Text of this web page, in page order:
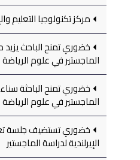
مركز تكنولوجيا التعليم
خضوري تمنح الباحث
الماجستير في علوم الرياضة
خضوري تمنح الباحثة
الماجستير في علوم الرياضة
خضوري تستضيف جلسة
الإيرلندية لدراسة الماجستير